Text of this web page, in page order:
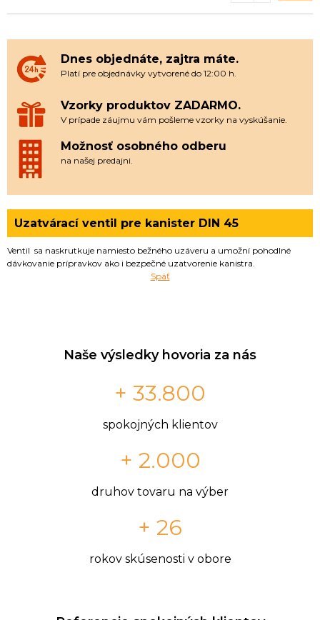
Dnes objednáte, zajtra máte.
Platí pre objednávky vytvorené do 12:00 h.
Vzorky produktov ZADARMO.
V prípade záujmu vám pošleme vzorky na vyskúšanie.
Možnosť osobného odberu
na našej predajni.
Uzatvárací ventil pre kanister DIN 45
Ventil sa naskrutkuje namiesto bežného uzáveru a umožní pohodlné
dávkovanie prípravkov ako i bezpečné uzatvorenie kanistra.
Späť
Naše výsledky hovoria za nás
+ 33.800
spokojných klientov
+ 2.000
druhov tovaru na výber
+ 26
rokov skúsenosti v obore